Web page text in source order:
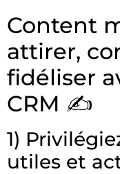
Content
attirer,
fidéliser
CRM ✍️
1)
utiles et